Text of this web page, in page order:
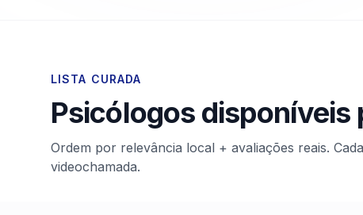
LISTA CURADA
Psicólogos disponíveis
Ordem por relevância local + avaliações reais.
videochamada.